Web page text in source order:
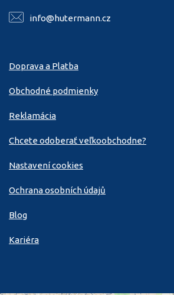
info@hutermann.cz
Doprava a Platba
Obchodné podmienky
Reklamácia
Chcete odoberať veľkoobchodne?
Nastavení cookies
Ochrana osobních údajů
Blog
Kariéra